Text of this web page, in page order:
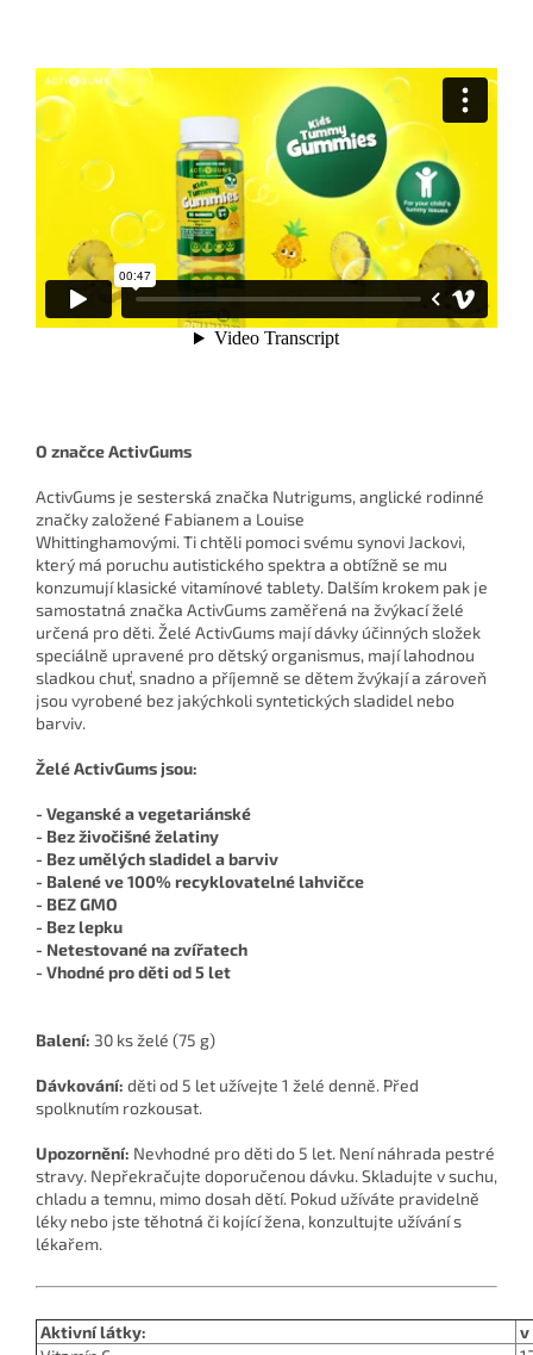
O značce ActivGums
ActivGums je sesterská značka Nutrigums, anglické rodinné
značky založené Fabianem a Louise
Whittinghamovými. Ti chtěli pomoci svému synovi Jackovi,
který má poruchu autistického spektra a obtížně se mu
konzumují klasické vitamínové tablety. Dalším krokem pak je
samostatná značka ActivGums zaměřená na žvýkací želé
určená pro děti. Želé ActivGums mají dávky účinných složek
speciálně upravené pro dětský organismus, mají lahodnou
sladkou chuť, snadno a příjemně se dětem žvýkají a zároveň
jsou vyrobené bez jakýchkoli syntetických sladidel nebo
barviv.
Želé ActivGums jsou:
- Veganské a vegetariánské
- Bez živočišné želatiny
- Bez umělých sladidel a barviv
- Balené ve 100% recyklovatelné lahvičce
- BEZ GMO
- Bez lepku
- Netestované na zvířatech
- Vhodné pro děti od 5 let
Balení: 30 ks želé (75 g)
Dávkování: děti od 5 let užívejte 1 želé denně. Před
spolknutím rozkousat.
Upozornění: Nevhodné pro děti do 5 let. Není náhrada pestré
stravy. Nepřekračujte doporučenou dávku. Skladujte v suchu,
chladu a temnu, mimo dosah dětí. Pokud užíváte pravidelně
léky nebo jste těhotná či kojící žena, konzultujte užívání s
lékařem.
Aktivní látky:
v